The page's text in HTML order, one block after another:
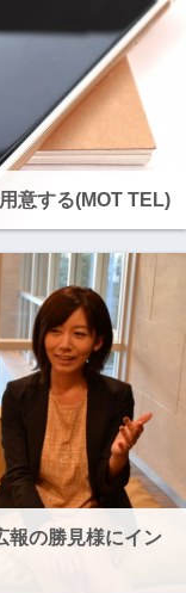
意する(MOT TEL)
報の勝見様にイン